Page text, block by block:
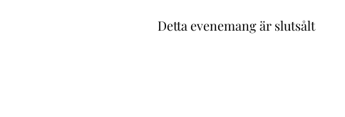
Detta evenemang är slutsålt